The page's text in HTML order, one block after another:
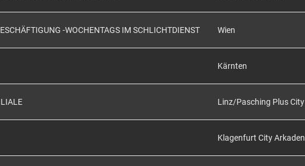
-WOCHENTAGS IM SCHLICHTDIENST Wien
Kärnten
Linz/Pasching Plus City
Klagenfurt City Arkaden